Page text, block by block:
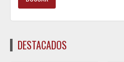
DESTACADOS